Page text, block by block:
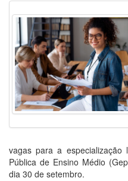
vagas para a
Pública de Ensino Médio
dia 30 de setembro.